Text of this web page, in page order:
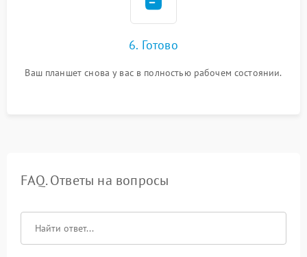
6. Готово
Ваш планшет снова у вас в полностью рабочем состоянии.
FAQ. Ответы на вопросы